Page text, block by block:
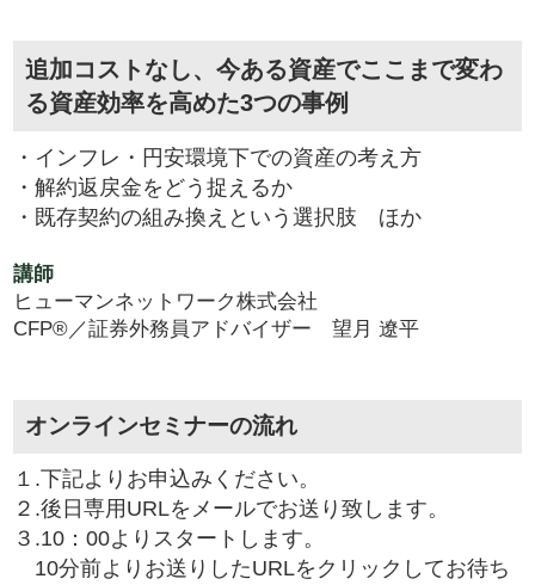
追加コストなし、今ある資産でここまで変わ
る資産効率を高めた3つの事例
・インフレ・円安環境下での資産の考え方
・解約返戻金をどう捉えるか
・既存契約の組み換えという選択肢 ほか
講師
ヒューマンネットワーク株式会社
CFP®／証券外務員アドバイザー 望月 遼平
オンラインセミナーの流れ
１.下記よりお申込みください。
２.後日専用URLをメールでお送り致します。
３.10：00よりスタートします。
10分前よりお送りしたURLをクリックしてお待ち